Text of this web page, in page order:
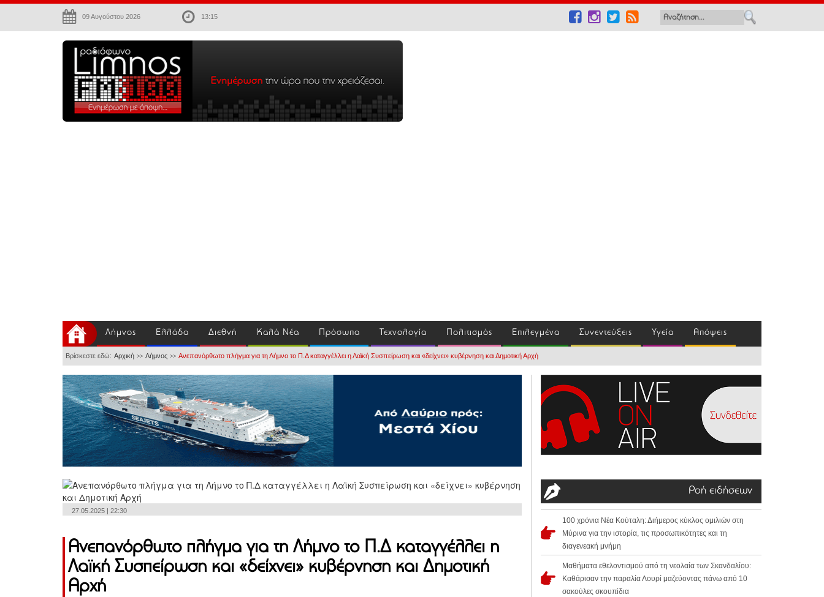
09 Αυγούστου 2026 13:15
Λήμνος Ελλάδα Διεθνή Καλά Νέα Πρόσωπα Τεχνολογία Πολιτισμός Επιλεγμένα Συνεντεύξεις Υγεία Απόψεις
Βρίσκεστε εδώ: Αρχική >> Λήμνος >> Ανεπανόρθωτο πλήγμα για τη Λήμνο το Π.Δ καταγγέλλει η Λαϊκή Συσπείρωση και «δείχνει» κυβέρνηση και Δημοτική Αρχή
27.05.2025 | 22:30
Ανεπανόρθωτο πλήγμα για τη Λήμνο το Π.Δ καταγγέλλει η
Λαϊκή Συσπείρωση και «δείχνει» κυβέρνηση και Δημοτική
Αρχή
Ροή ειδήσεων
100 χρόνια Νέα Κούταλη: Διήμερος κύκλος ομιλιών στη
Μύρινα για την ιστορία, τις προσωπικότητες και τη
διαγενεακή μνήμη
Μαθήματα εθελοντισμού από τη νεολαία των Σκανδαλίου:
Καθάρισαν την παραλία Λουρί μαζεύοντας πάνω από 10
σακούλες σκουπίδια